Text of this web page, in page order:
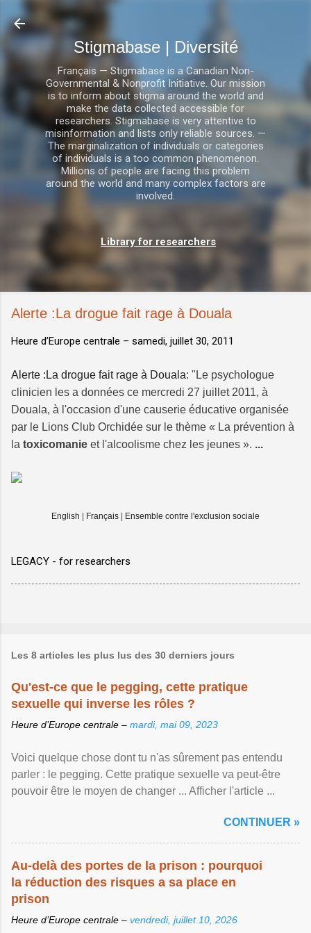
Stigmabase | Diversité
Français — Stigmabase is a Canadian Non-
Governmental & Nonprofit Initiative. Our mission
is to inform about stigma around the world and
make the data collected accessible for
researchers. Stigmabase is very attentive to
misinformation and lists only reliable sources. —
The marginalization of individuals or categories
of individuals is a too common phenomenon.
Millions of people are facing this problem
around the world and many complex factors are
involved.
Library for researchers
Alerte :La drogue fait rage à Douala
Heure d’Europe centrale – samedi, juillet 30, 2011
Alerte :La drogue fait rage à Douala: "Le psychologue
clinicien les a données ce mercredi 27 juillet 2011, à
Douala, à l'occasion d'une causerie éducative organisée
par le Lions Club Orchidée sur le thème « La prévention à
la toxicomanie et l'alcoolisme chez les jeunes ». ...
English Français Ensemble contre l'exclusion sociale
LEGACY - for researchers
Les 8 articles les plus lus des 30 derniers jours
Qu'est-ce que le pegging, cette pratique
sexuelle qui inverse les rôles ?
Heure d’Europe centrale – mardi, mai 09, 2023
Voici quelque chose dont tu n'as sûrement pas entendu
parler : le pegging. Cette pratique sexuelle va peut-être
pouvoir être le moyen de changer ... Afficher l'article ...
CONTINUER »
Au-delà des portes de la prison : pourquoi
la réduction des risques a sa place en
prison
Heure d’Europe centrale – vendredi, juillet 10, 2026